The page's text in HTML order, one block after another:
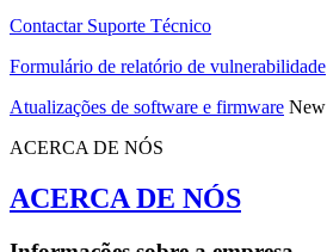
Contactar Suporte Técnico
Formulário de relatório de vulnerabilidade
Atualizações de software e firmware New
ACERCA DE NÓS
ACERCA DE NÓS